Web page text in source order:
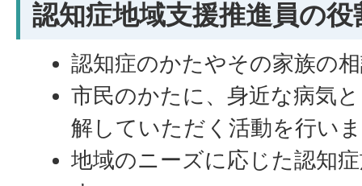
認知症地域支援推進員の役
認知症のかたやその家族の
市民のかたに、身近な病気
解していただく活動を行い
地域のニーズに応じた認知